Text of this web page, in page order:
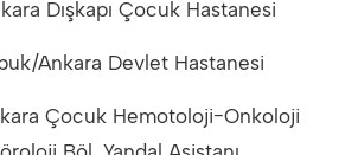
Dışkapı Çocuk Hastanesi
Ankara Devlet Hastanesi
Çocuk Hemotoloji-Onkoloji